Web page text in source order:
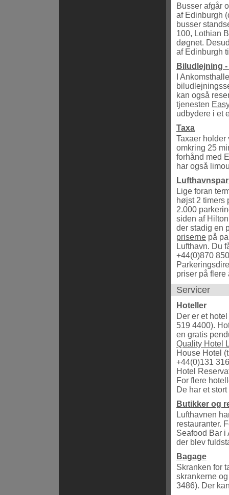
Busser afgår
af Edinburgh
busser
100, Lothian
døgnet.
af Edinburgh
Biludlejning
I
kan også
tjenesten
udbydere i et
Taxa
Taxaer holder
omkring 25
forhånd med
har også
Lige foran
højst 2 timers
2.000
siden af
der stadig en
priserne på
Lufthavn. Du
+44(0)870
priser på flere
Servicer
Hoteller
Der er et
519 4400).
en gratis
Quality Hotel
House Hotel
+44(0)131
Hotel
For flere
De har et
Butikker og
Lufthavnen
restauranter.
Seafood Bar i
der blev
Bagage
Skranken for
skrankerne
3486). Der